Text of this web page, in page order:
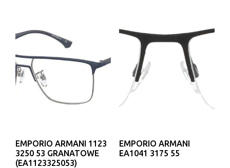
EMPORIO ARMANI 1123
3250 53 GRANATOWE
(EA1123325053)
EMPORIO ARMANI
EA1041 3175 55